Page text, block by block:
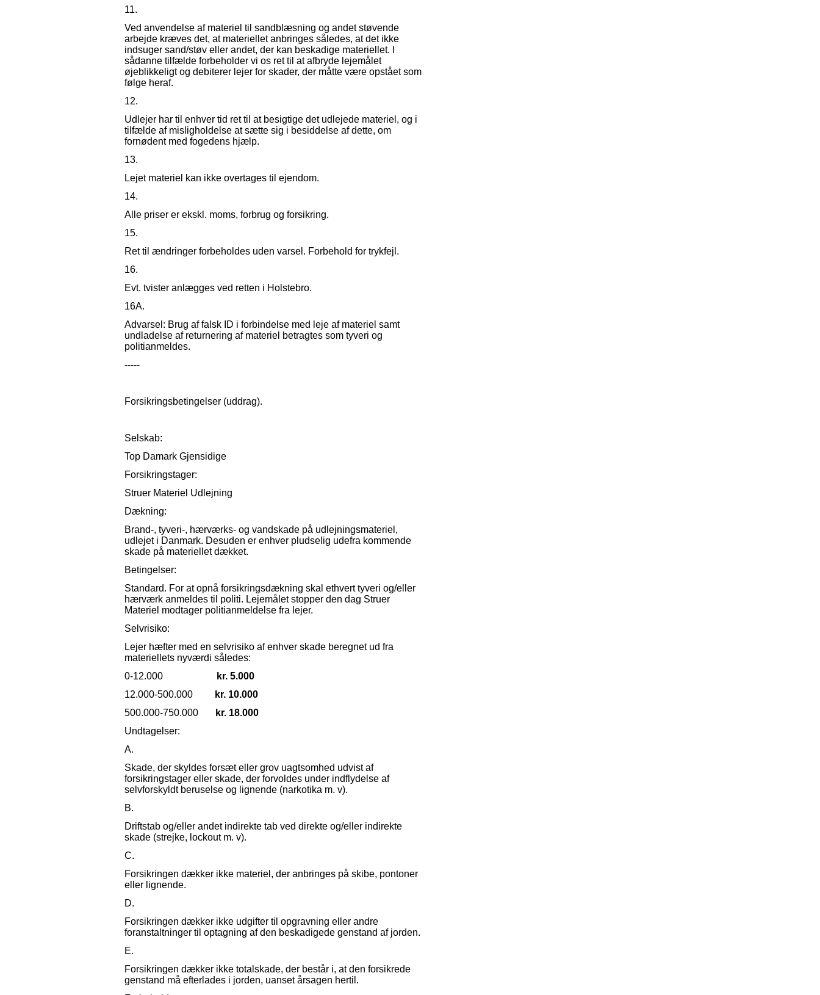
11.
Ved anvendelse af materiel til sandblæsning og andet støvende
arbejde kræves det, at materiellet anbringes således, at det ikke
indsuger sand/støv eller andet, der kan beskadige materiellet. I
sådanne tilfælde forbeholder vi os ret til at afbryde lejemålet
øjeblikkeligt og debiterer lejer for skader, der måtte være opstået som
følge heraf.
12.
Udlejer har til enhver tid ret til at besigtige det udlejede materiel, og i
tilfælde af misligholdelse at sætte sig i besiddelse af dette, om
fornødent med fogedens hjælp.
13.
Lejet materiel kan ikke overtages til ejendom.
14.
Alle priser er ekskl. moms, forbrug og forsikring.
15.
Ret til ændringer forbeholdes uden varsel. Forbehold for trykfejl.
16.
Evt. tvister anlægges ved retten i Holstebro.
16A.
Advarsel: Brug af falsk ID i forbindelse med leje af materiel samt
undladelse af returnering af materiel betragtes som tyveri og
politianmeldes.
-----
Forsikringsbetingelser (uddrag).
Selskab:
Top Damark Gjensidige
Forsikringstager:
Struer Materiel Udlejning
Dækning:
Brand-, tyveri-, hærværks- og vandskade på udlejningsmateriel,
udlejet i Danmark. Desuden er enhver pludselig udefra kommende
skade på materiellet dækket.
Betingelser:
Standard. For at opnå forsikringsdækning skal ethvert tyveri og/eller
hærværk anmeldes til politi. Lejemålet stopper den dag Struer
Materiel modtager politianmeldelse fra lejer.
Selvrisiko:
Lejer hæfter med en selvrisiko af enhver skade beregnet ud fra
materiellets nyværdi således:
0-12.000
kr. 5.000
12.000-500.000
kr. 10.000
500.000-750.000
kr. 18.000
Undtagelser:
A.
Skade, der skyldes forsæt eller grov uagtsomhed udvist af
forsikringstager eller skade, der forvoldes under indflydelse af
selvforskyldt beruselse og lignende (narkotika m. v).
B.
Driftstab og/eller andet indirekte tab ved direkte og/eller indirekte
skade (strejke, lockout m. v).
C.
Forsikringen dækker ikke materiel, der anbringes på skibe, pontoner
eller lignende.
D.
Forsikringen dækker ikke udgifter til opgravning eller andre
foranstaltninger til optagning af den beskadigede genstand af jorden.
E.
Forsikringen dækker ikke totalskade, der består i, at den forsikrede
genstand må efterlades i jorden, uanset årsagen hertil.